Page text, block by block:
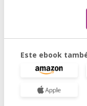
Este ebook